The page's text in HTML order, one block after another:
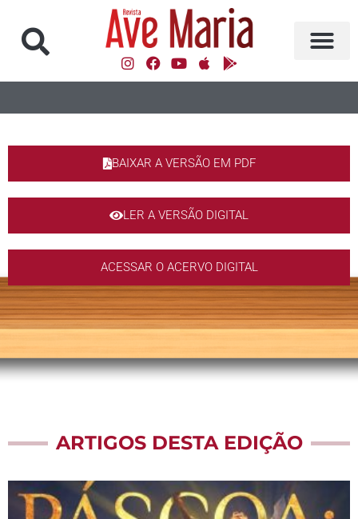
BAIXAR A VERSÃO EM PDF
LER A VERSÃO DIGITAL
ACESSAR O ACERVO DIGITAL
ARTIGOS DESTA EDIÇÃO